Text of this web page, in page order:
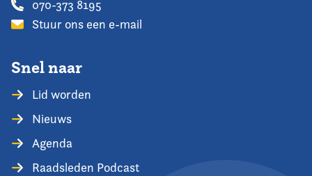
070-373 8195
Stuur ons een e-mail
Snel naar
Lid worden
Nieuws
Agenda
Raadsleden Podcast